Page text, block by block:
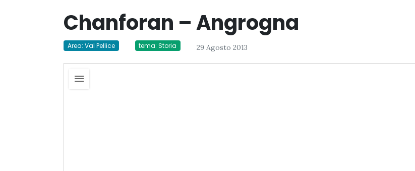
Chanforan – Angrogna
Area: Val Pellice tema: Storia 29 Agosto 2013